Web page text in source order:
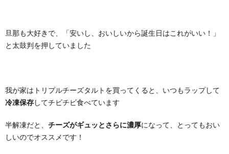
旦那も大好きで、「安いし、おいしいから誕生日はこれがいい！」
と太鼓判を押していました
我が家はトリプルチーズタルトを買ってくると、いつもラップして
冷凍保存してチビチビ食べています
半解凍だと、チーズがギュッとさらに濃厚になって、とってもおい
しいのでオススメです！